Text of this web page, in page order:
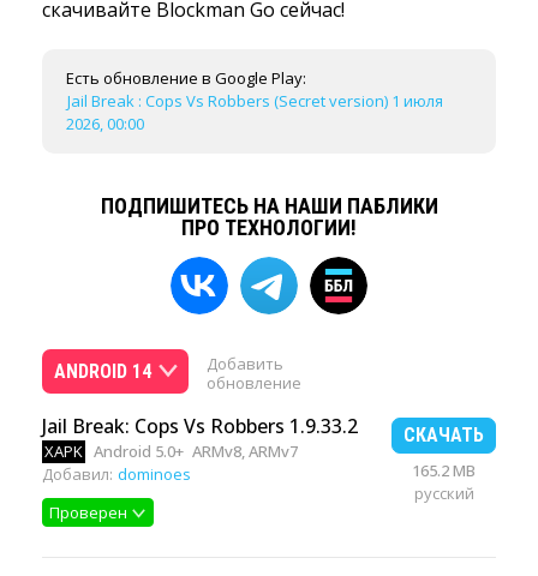
скачивайте Blockman Go сейчас!
Есть обновление в Google Play:
Jail Break : Cops Vs Robbers (Secret version) 1 июля
2026, 00:00
ПОДПИШИТЕСЬ НА НАШИ ПАБЛИКИ
ПРО ТЕХНОЛОГИИ!
ANDROID 14
Добавить
обновление
Jail Break: Cops Vs Robbers 1.9.33.2
XAPK Android 5.0+ ARMv8, ARMv7
Добавил: dominoes
Проверен
СКАЧАТЬ
165.2 MB
русский